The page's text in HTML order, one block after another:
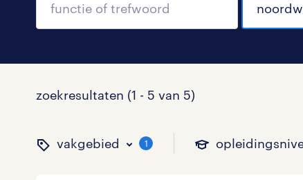
zoekresultaten (1 - 5 van 5)
vakgebied 1